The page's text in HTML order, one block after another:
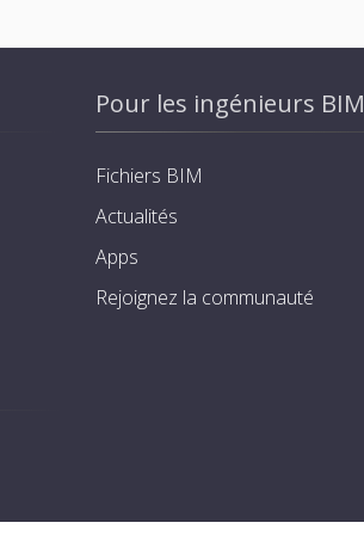
Pour les ingénieurs BIM
Fichiers BIM
Actualités
Apps
Rejoignez la communauté